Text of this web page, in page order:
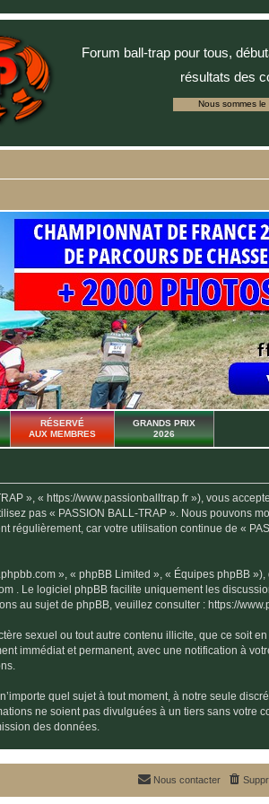
Forum ball-trap pour tous,
résultats des
Nous sommes
RÉSERVÉ
AUX MEMBRES
GRANDS PRIX
2026
», « https://www.passionballtrap.fr »), vous
pas « PASSION BALL-TRAP ». Nous pouvons
car votre utilisation continue de «
», « phpBB Limited », « Équipes phpBB
. Le logiciel phpBB facilite uniquement les
au sujet de phpBB, veuillez consulter : https://
sexuel ou tout autre contenu illicite, que ce soit
immédiat et permanent, avec une notification à
quel sujet à tout moment, à notre seule
ne soient pas divulguées à un tiers sans votre
des données.
Nous contacter